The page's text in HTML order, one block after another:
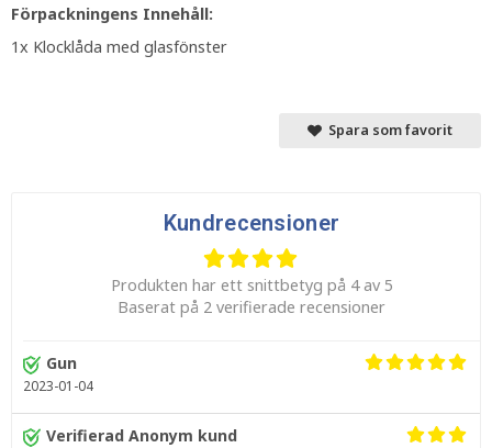
Förpackningens Innehåll:
1x Klocklåda med glasfönster
Spara som favorit
Kundrecensioner
Produkten har ett snittbetyg på 4 av 5
Baserat på 2 verifierade recensioner
Gun
2023-01-04
Verifierad Anonym kund